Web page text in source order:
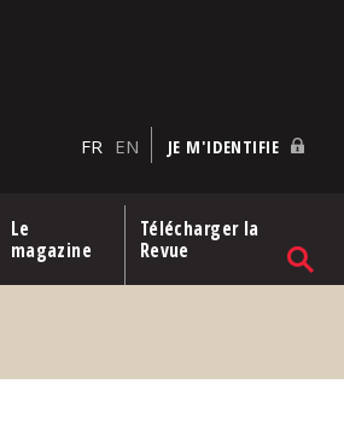
FR EN JE M'IDENTIFIE
Le
magazine
Télécharger la
Revue